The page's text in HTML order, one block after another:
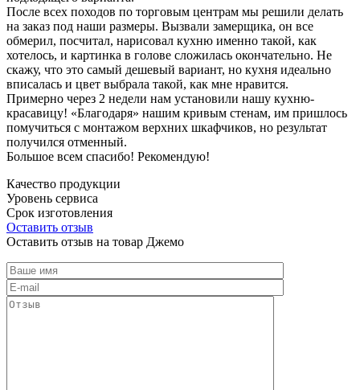
После всех походов по торговым центрам мы решили делать
на заказ под наши размеры. Вызвали замерщика, он все
обмерил, посчитал, нарисовал кухню именно такой, как
хотелось, и картинка в голове сложилась окончательно. Не
скажу, что это самый дешевый вариант, но кухня идеально
вписалась и цвет выбрала такой, как мне нравится.
Примерно через 2 недели нам установили нашу кухню-
красавицу! «Благодаря» нашим кривым стенам, им пришлось
помучиться с монтажом верхних шкафчиков, но результат
получился отменный.
Большое всем спасибо! Рекомендую!
Качество продукции
Уровень сервиса
Срок изготовления
Оставить отзыв
Оставить отзыв на товар Джемо